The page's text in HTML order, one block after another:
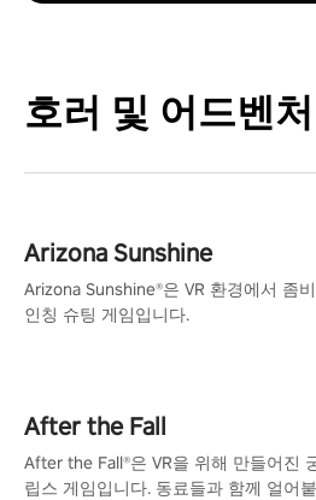
호러 및 어드벤처
Arizona Sunshine
Arizona Sunshine®은 VR 환경에서 좀
인칭 슈팅 게임입니다.
After the Fall
After the Fall®은 VR을 위해 만들어진
립스 게임입니다. 동료들과 함께 얼어